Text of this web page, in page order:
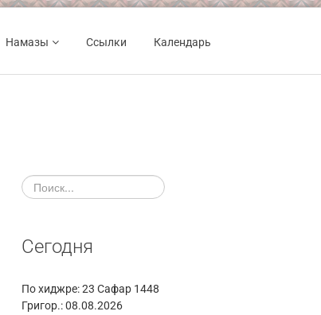
Намазы Ссылки Календарь
Сегодня
По хиджре:23 Сафар 1448
Григор.:08.08.2026